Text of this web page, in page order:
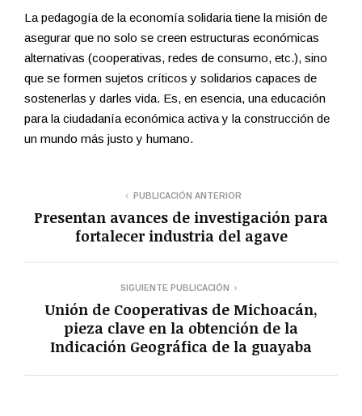
La pedagogía de la economía solidaria tiene la misión de
asegurar que no solo se creen estructuras económicas
alternativas (cooperativas, redes de consumo, etc.), sino
que se formen sujetos críticos y solidarios capaces de
sostenerlas y darles vida. Es, en esencia, una educación
para la ciudadanía económica activa y la construcción de
un mundo más justo y humano.
PUBLICACIÓN ANTERIOR
Presentan avances de investigación para
fortalecer industria del agave
SIGUIENTE PUBLICACIÓN
Unión de Cooperativas de Michoacán,
pieza clave en la obtención de la
Indicación Geográfica de la guayaba